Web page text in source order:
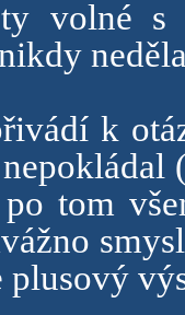
volné s
k
po tom
plusový